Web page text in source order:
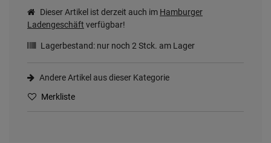
Dieser Artikel ist derzeit auch im Hamburger
Ladengeschäft verfügbar!
Lagerbestand: nur noch 2 Stck. am Lager
Andere Artikel aus dieser Kategorie
Merkliste